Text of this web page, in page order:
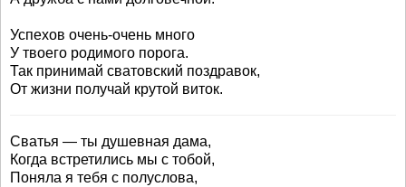
Успехов очень-очень много
У твоего родимого порога.
Так принимай сватовский поздравок,
От жизни получай крутой виток.
Сватья — ты душевная дама,
Когда встретились мы с тобой,
Поняла я тебя с полуслова,